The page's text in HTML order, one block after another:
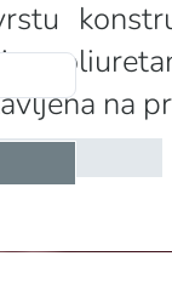
na